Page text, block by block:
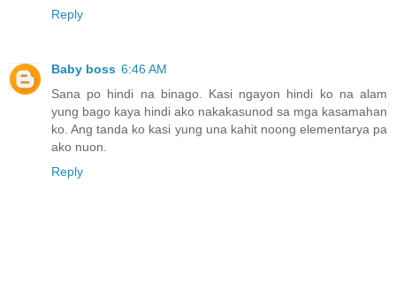
Reply
Baby boss 6:46 AM
Sana po hindi na binago. Kasi ngayon hindi ko na alam
yung bago kaya hindi ako nakakasunod sa mga kasamahan
ko. Ang tanda ko kasi yung una kahit noong elementarya pa
ako nuon.
Reply